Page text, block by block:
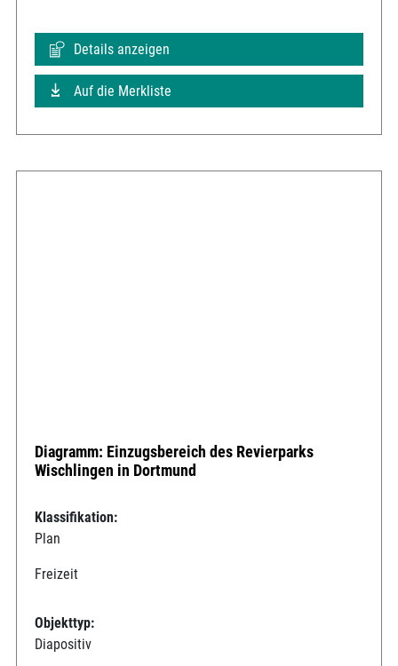
Details anzeigen
Auf die Merkliste
Diagramm: Einzugsbereich des Revierparks
Wischlingen in Dortmund
Klassifikation:
Plan
Freizeit
Objekttyp:
Diapositiv